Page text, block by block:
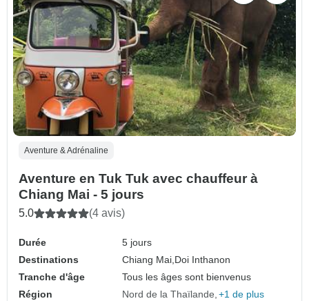
Aventure & Adrénaline
Aventure en Tuk Tuk avec chauffeur à
Chiang Mai - 5 jours
5.0 (4 avis)
Durée
5 jours
Destinations
Chiang Mai,Doi Inthanon
Tranche d'âge
Tous les âges sont bienvenus
Région
Nord de la Thaïlande +1 de plus